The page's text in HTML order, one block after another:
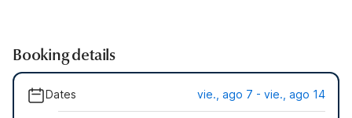
Booking details
Dates vie., ago 7 - vie., ago 14